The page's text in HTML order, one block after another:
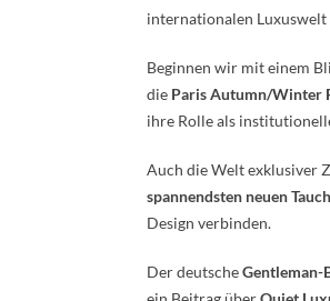
internationalen Luxuswelt
Beginnen wir mit einem
die Paris Autumn/Winter
ihre Rolle als
Auch die Welt exklusiver
spannendsten neuen
Design verbinden.
Der deutscheGentleman-